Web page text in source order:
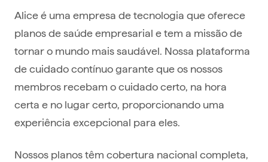
Alice é uma empresa de tecnologia que oferece
planos de saúde empresarial e tem a missão de
tornar o mundo mais saudável. Nossa plataforma
de cuidado contínuo garante que os nossos
membros recebam o cuidado certo, na hora
certa e no lugar certo, proporcionando uma
experiência excepcional para eles.
Nossos planos têm cobertura nacional completa,